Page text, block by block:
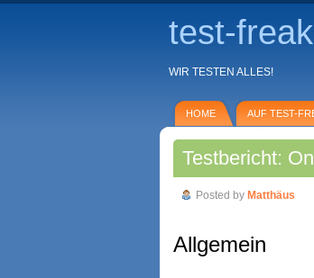
test-
WIR TESTEN ALLES!
HOME AUF TEST-
Testbericht:
Posted by Matthäus
Allgemein